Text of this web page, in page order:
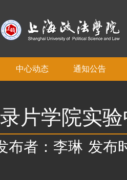
中心动态 通知公告
片学院实
布者：李琳 发布